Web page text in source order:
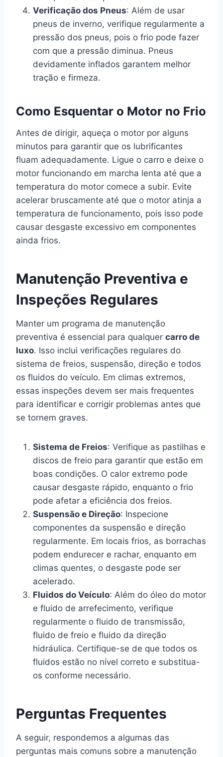
Verificação dos Pneus: Além de usar
pneus de inverno, verifique regularmente a
pressão dos pneus, pois o frio pode fazer
com que a pressão diminua. Pneus
devidamente inflados garantem melhor
tração e firmeza.
Como Esquentar o Motor no Frio
Antes de dirigir, aqueça o motor por alguns
minutos para garantir que os lubrificantes
fluam adequadamente. Ligue o carro e deixe o
motor funcionando em marcha lenta até que a
temperatura do motor comece a subir. Evite
acelerar bruscamente até que o motor atinja a
temperatura de funcionamento, pois isso pode
causar desgaste excessivo em componentes
ainda frios.
Manutenção Preventiva e
Inspeções Regulares
Manter um programa de manutenção
preventiva é essencial para qualquer carro de
luxo. Isso inclui verificações regulares do
sistema de freios, suspensão, direção e todos
os fluidos do veículo. Em climas extremos,
essas inspeções devem ser mais frequentes
para identificar e corrigir problemas antes que
se tornem graves.
Sistema de Freios: Verifique as pastilhas e
discos de freio para garantir que estão em
boas condições. O calor extremo pode
causar desgaste rápido, enquanto o frio
pode afetar a eficiência dos freios.
Suspensão e Direção: Inspecione
componentes da suspensão e direção
regularmente. Em locais frios, as borrachas
podem endurecer e rachar, enquanto em
climas quentes, o desgaste pode ser
acelerado.
Fluidos do Veículo: Além do óleo do motor
e fluido de arrefecimento, verifique
regularmente o fluido de transmissão,
fluido de freio e fluido da direção
hidráulica. Certifique-se de que todos os
fluidos estão no nível correto e substitua-
os conforme necessário.
Perguntas Frequentes
A seguir, respondemos a algumas das
perguntas mais comuns sobre a manutenção